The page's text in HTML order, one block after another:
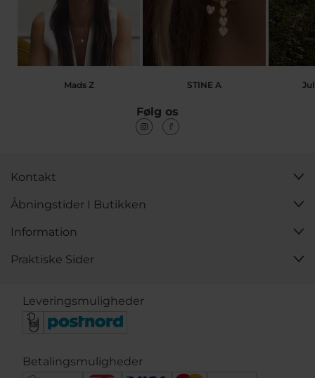
Mads Z STINE A
Følg os
Kontakt
Åbningstider I Butikken
Information
Praktiske Sider
Leveringsmuligheder
Betalingsmuligheder